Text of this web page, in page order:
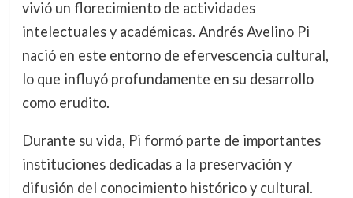
vivió un florecimiento de actividades
intelectuales y académicas. Andrés Avelino Pi
nació en este entorno de efervescencia cultural,
lo que influyó profundamente en su desarrollo
como erudito.
Durante su vida, Pi formó parte de importantes
instituciones dedicadas a la preservación y
difusión del conocimiento histórico y cultural.